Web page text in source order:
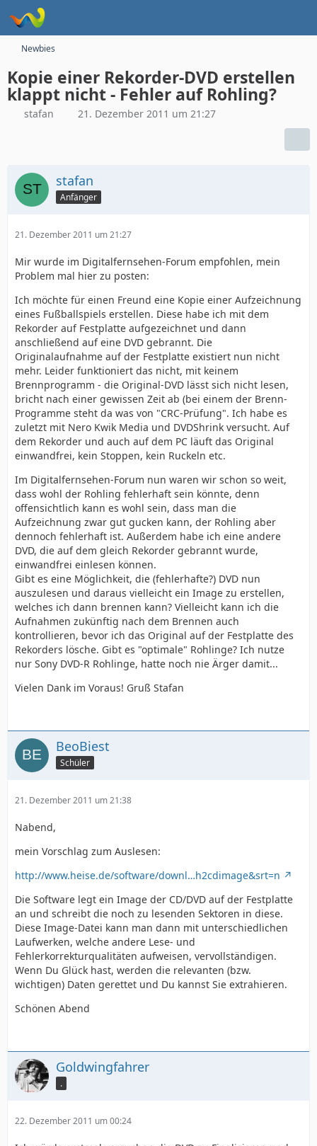
Newbies
Kopie einer Rekorder-DVD erstellen
klappt nicht - Fehler auf Rohling?
stafan 21. Dezember 2011 um 21:27
stafan
Anfänger
21. Dezember 2011 um 21:27
Mir wurde im Digitalfernsehen-Forum empfohlen, mein
Problem mal hier zu posten:
Ich möchte für einen Freund eine Kopie einer Aufzeichnung
eines Fußballspiels erstellen. Diese habe ich mit dem
Rekorder auf Festplatte aufgezeichnet und dann
anschließend auf eine DVD gebrannt. Die
Originalaufnahme auf der Festplatte existiert nun nicht
mehr. Leider funktioniert das nicht, mit keinem
Brennprogramm - die Original-DVD lässt sich nicht lesen,
bricht nach einer gewissen Zeit ab (bei einem der Brenn-
Programme steht da was von "CRC-Prüfung". Ich habe es
zuletzt mit Nero Kwik Media und DVDShrink versucht. Auf
dem Rekorder und auch auf dem PC läuft das Original
einwandfrei, kein Stoppen, kein Ruckeln etc.
Im Digitalfernsehen-Forum nun waren wir schon so weit,
dass wohl der Rohling fehlerhaft sein könnte, denn
offensichtlich kann es wohl sein, dass man die
Aufzeichnung zwar gut gucken kann, der Rohling aber
dennoch fehlerhaft ist. Außerdem habe ich eine andere
DVD, die auf dem gleich Rekorder gebrannt wurde,
einwandfrei einlesen können.
Gibt es eine Möglichkeit, die (fehlerhafte?) DVD nun
auszulesen und daraus vielleicht ein Image zu erstellen,
welches ich dann brennen kann? Vielleicht kann ich die
Aufnahmen zukünftig nach dem Brennen auch
kontrollieren, bevor ich das Original auf der Festplatte des
Rekorders lösche. Gibt es "optimale" Rohlinge? Ich nutze
nur Sony DVD-R Rohlinge, hatte noch nie Ärger damit...
Vielen Dank im Voraus! Gruß Stafan
BeoBiest
Schüler
21. Dezember 2011 um 21:38
Nabend,
mein Vorschlag zum Auslesen:
http://www.heise.de/software/downl…h2cdimage&srt=n
Die Software legt ein Image der CD/DVD auf der Festplatte
an und schreibt die noch zu lesenden Sektoren in diese.
Diese Image-Datei kann man dann mit unterschiedlichen
Laufwerken, welche andere Lese- und
Fehlerkorrekturqualitäten aufweisen, vervollständigen.
Wenn Du Glück hast, werden die relevanten (bzw.
wichtigen) Daten gerettet und Du kannst Sie extrahieren.
Schönen Abend
Goldwingfahrer
.
22. Dezember 2011 um 00:24